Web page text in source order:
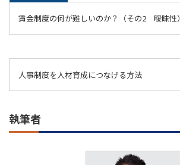
賃金制度の何が難しいのか？（その2 曖昧性）
人事制度を人材育成につなげる方法
執筆者